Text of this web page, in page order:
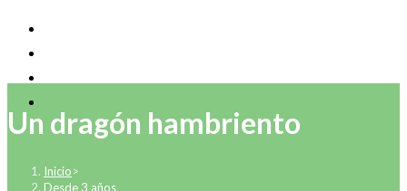
Un dragón hambriento
Inicio>
Desde 3 años